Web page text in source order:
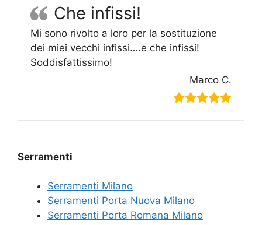
Che infissi!
Mi sono rivolto a loro per la sostituzione
dei miei vecchi infissi….e che infissi!
Soddisfattissimo!
Marco C.
Serramenti
Serramenti Milano
Serramenti Porta Nuova Milano
Serramenti Porta Romana Milano